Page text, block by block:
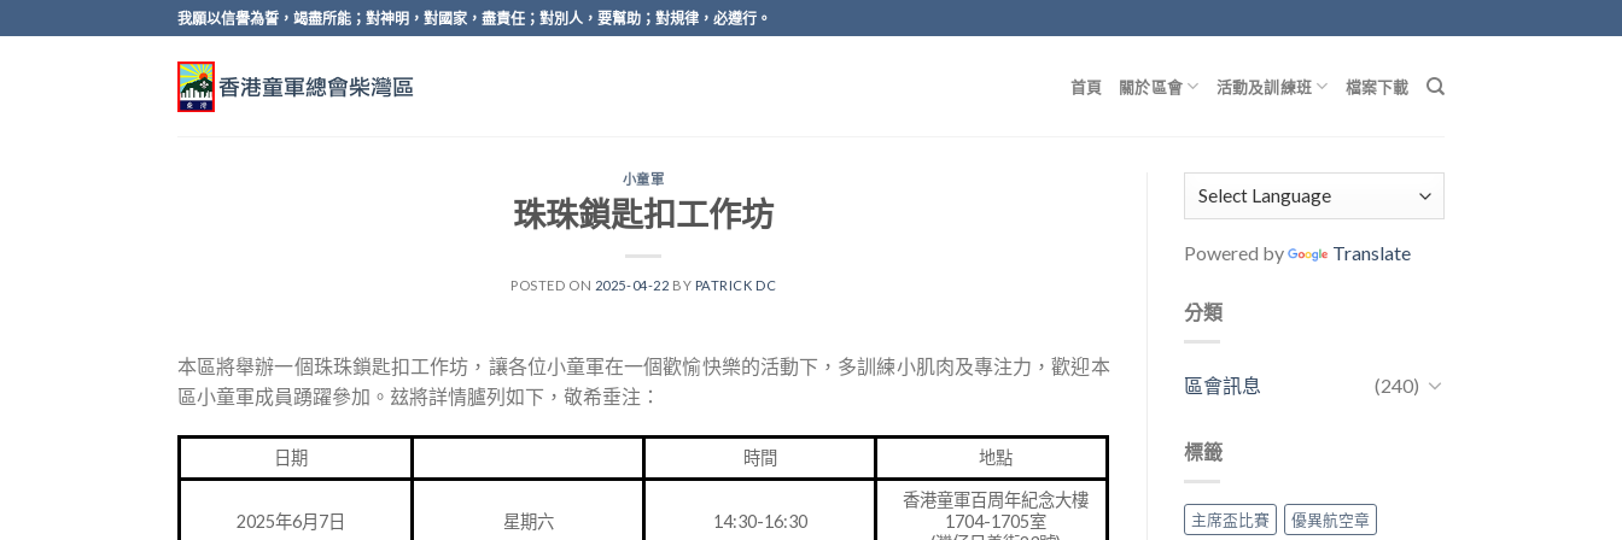
to
我願以信譽為誓，竭盡所能；對神明，對國家，盡責任；對別人，要幫助；對規律，必遵行。
首頁 關於區會 活動及訓練班 檔案下載
小童軍
珠珠鎖匙扣工作坊
POSTED ON 2025-04-22 BY PATRICK DC
本區將舉辦一個珠珠鎖匙扣工作坊，讓各位小童軍在一個歡愉快樂的活動下，多訓練小肌肉及專注力，歡迎本
區小童軍成員踴躍參加。玆將詳情臚列如下，敬希垂注：
日期 時間 地點
2025年6月7日 星期六 14:30-16:30
香港童軍百周年紀念大樓
1704-1705室
Powered by Translate
分類
區會訊息 (240)
標籤
主席盃比賽
優異航空章